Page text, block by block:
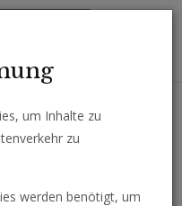
und Nachrichten
um Inhalte zu
zu
werden benötigt, um